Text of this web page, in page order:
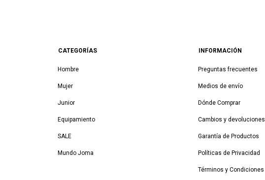
CATEGORÍAS
Hombre
Mujer
Junior
Equipamiento
SALE
Mundo Joma
INFORMACIÓN
Preguntas frecuentes
Medios de envío
Dónde Comprar
Cambios y devoluciones
Garantía de Productos
Políticas de Privacidad
Términos y Condiciones